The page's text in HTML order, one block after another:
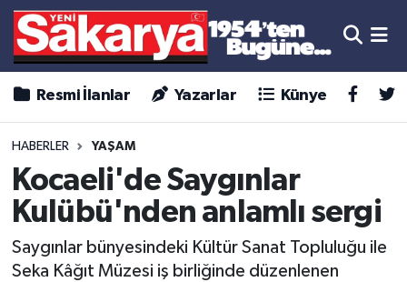
Resmi İlanlar Yazarlar Künye
HABERLER YAŞAM
Kocaeli'de Saygınlar
Kulübü'nden anlamlı sergi
Saygınlar bünyesindeki Kültür Sanat Topluluğu ile
Seka Kâğıt Müzesi iş birliğinde düzenlenen